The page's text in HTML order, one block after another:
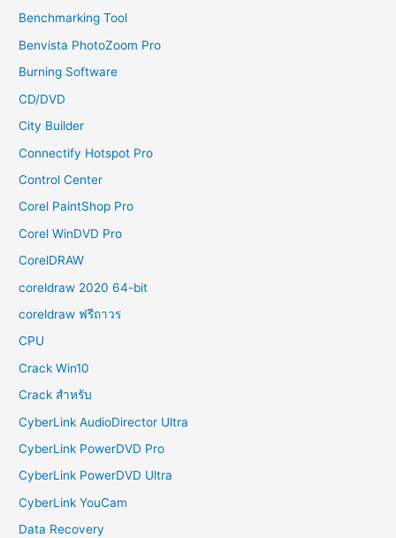
Benchmarking Tool
Benvista PhotoZoom Pro
Burning Software
CD/DVD
City Builder
Connectify Hotspot Pro
Control Center
Corel PaintShop Pro
Corel WinDVD Pro
CorelDRAW
coreldraw 2020 64-bit
coreldraw ฟรีถาวร
CPU
Crack Win10
Crack สำหรับ
CyberLink AudioDirector Ultra
CyberLink PowerDVD Pro
CyberLink PowerDVD Ultra
CyberLink YouCam
Data Recovery